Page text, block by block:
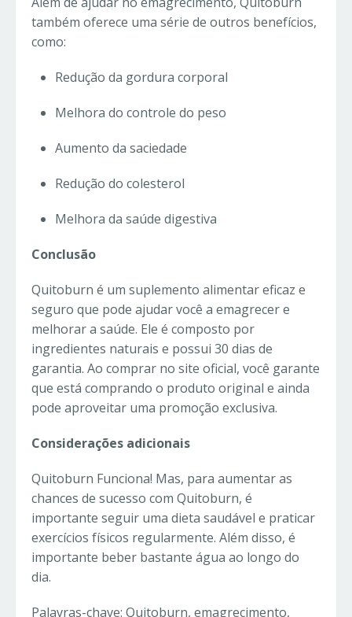
também oferece uma série de outros benefícios,
como:
Redução da gordura corporal
Melhora do controle do peso
Aumento da saciedade
Redução do colesterol
Melhora da saúde digestiva
Conclusão
Quitoburn é um suplemento alimentar eficaz e
seguro que pode ajudar você a emagrecer e
melhorar a saúde. Ele é composto por
ingredientes naturais e possui 30 dias de
garantia. Ao comprar no site oficial, você garante
que está comprando o produto original e ainda
pode aproveitar uma promoção exclusiva.
Considerações adicionais
Quitoburn Funciona! Mas, para aumentar as
chances de sucesso com Quitoburn, é
importante seguir uma dieta saudável e praticar
exercícios físicos regularmente. Além disso, é
importante beber bastante água ao longo do
dia.
Palavras-chave: Quitoburn, emagrecimento,